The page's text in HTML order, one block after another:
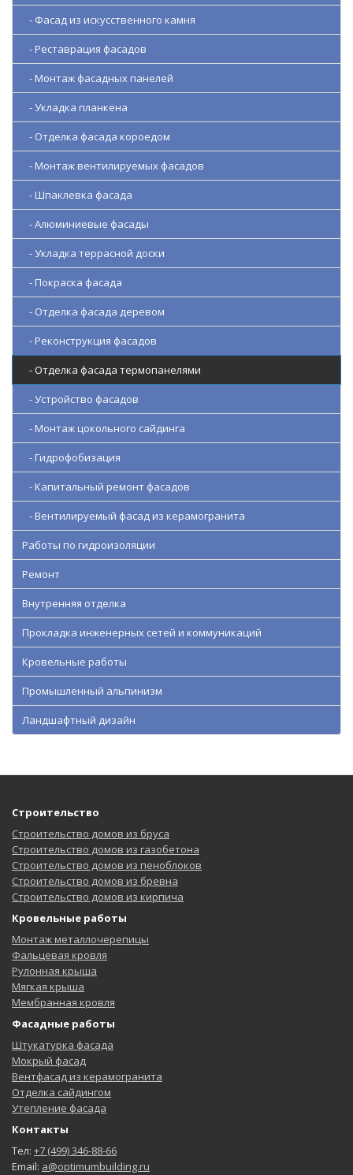
- Фасад из искусственного камня
- Реставрация фасадов
- Монтаж фасадных панелей
- Укладка планкена
- Отделка фасада короедом
- Монтаж вентилируемых фасадов
- Шпаклевка фасада
- Алюминиевые фасады
- Укладка террасной доски
- Покраска фасада
- Отделка фасада деревом
- Реконструкция фасадов
- Отделка фасада термопанелями
- Устройство фасадов
- Монтаж цокольного сайдинга
- Гидрофобизация
- Капитальный ремонт фасадов
- Вентилируемый фасад из керамогранита
Работы по гидроизоляции
Ремонт
Внутренняя отделка
Прокладка инженерных сетей и коммуникаций
Кровельные работы
Промышленный альпинизм
Ландшафтный дизайн
Строительство
Строительство домов из бруса
Строительство домов из газобетона
Строительство домов из пеноблоков
Строительство домов из бревна
Строительство домов из кирпича
Кровельные работы
Монтаж металлочерепицы
Фальцевая кровля
Рулонная крыша
Мягкая крыша
Мембранная кровля
Фасадные работы
Штукатурка фасада
Мокрый фасад
Вентфасад из керамогранита
Отделка сайдингом
Утепление фасада
Контакты
Тел: +7 (499) 346-88-66
Email: a@optimumbuilding.ru